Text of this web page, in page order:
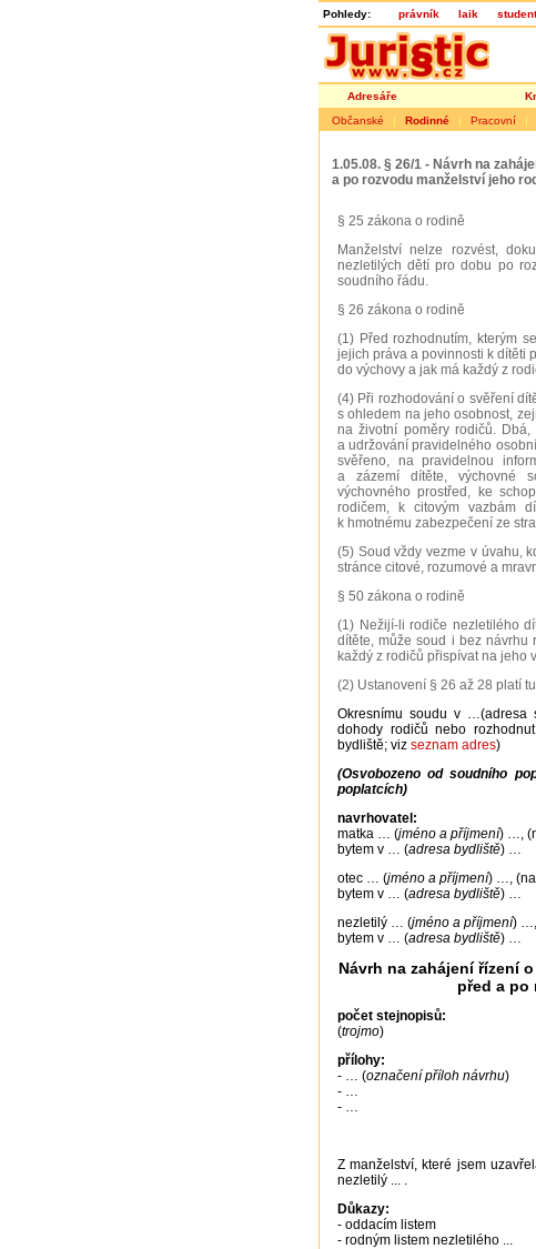
Pohledy: právník laik student
Adresáře
Občanské | Rodinné | Pracovní |
1.05.08. § 26/1 - Návrh na
a po rozvodu manželství jeho
§ 25 zákona o rodině
Manželství nelze rozvést,
nezletilých dětí pro dobu po
soudního řádu.
§ 26 zákona o rodině
(1) Před rozhodnutím, kterým
jejich práva a povinnosti k dítěti
do výchovy a jak má každý z
(4) Při rozhodování o svěření
s ohledem na jeho osobnost,
na životní poměry rodičů.
a udržování pravidelného
svěřeno, na pravidelnou
a zázemí dítěte, výchovné
výchovného prostřed, ke
rodičem, k citovým vazbám
k hmotnému zabezpečení ze
(5) Soud vždy vezme v úvahu,
stránce citové, rozumové a
§ 50 zákona o rodině
(1) Nežijí-li rodiče nezletilého
dítěte, může soud i bez návrhu
každý z rodičů přispívat na jeho
(2) Ustanovení § 26 až 28 platí
Okresnímu soudu v …(adresa
dohody rodičů nebo
bydliště; viz seznam adres)
(Osvobozeno od soudního
poplatcích)
navrhovatel:
matka … (jméno a příjmení) …,
bytem v … (adresa bydliště) …
otec … (jméno a příjmení) …,
bytem v … (adresa bydliště) …
nezletilý … (jméno a příjmení)
bytem v … (adresa bydliště) …
Návrh na zahájení řízení
před a po
počet stejnopisů:
(trojmo)
přílohy:
- … (označení příloh návrhu)
- …
- …
Z manželství, které jsem
nezletilý ... .
Důkazy:
- oddacím listem
- rodným listem nezletilého ...